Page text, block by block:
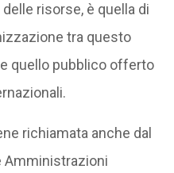
risorse, è quella di
tra questo
quello pubblico offerto
richiamata anche dal
Amministrazioni